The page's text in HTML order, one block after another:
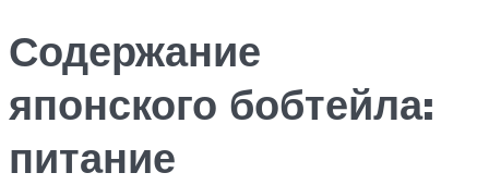
Содержание
японского бобтейла:
питание